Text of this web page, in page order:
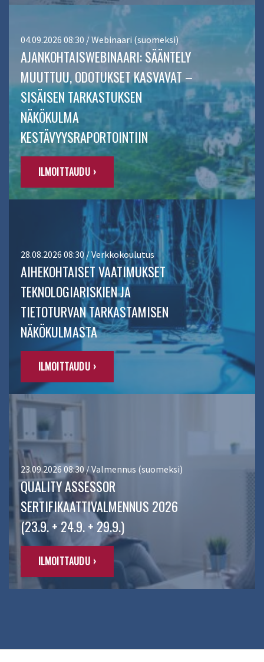
04.09.2026 08:30 / Webinaari (suomeksi)
AJANKOHTAISWEBINAARI: SÄÄNTELY
MUUTTUU, ODOTUKSET KASVAVAT –
SISÄISEN TARKASTUKSEN
NÄKÖKULMA
KESTÄVYYSRAPORTOINTIIN
ILMOITTAUDU ›
28.08.2026 08:30 / Verkkokoulutus
AIHEKOHTAISET VAATIMUKSET
TEKNOLOGIARISKIEN JA
TIETOTURVAN TARKASTAMISEN
NÄKÖKULMASTA
ILMOITTAUDU ›
23.09.2026 08:30 / Valmennus (suomeksi)
QUALITY ASSESSOR
SERTIFIKAATTIVALMENNUS 2026
(23.9. + 24.9. + 29.9.)
ILMOITTAUDU ›